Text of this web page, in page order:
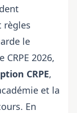
règles
le
2026,
CRPE,
et la
En